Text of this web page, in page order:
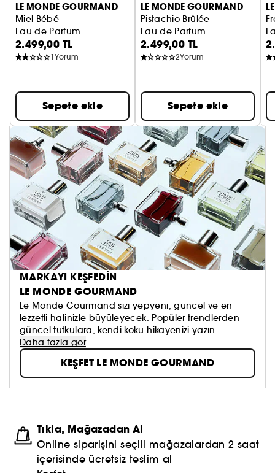
LE MONDE GOURMAND
Miel Bébé
Eau de Parfum
2.499,00 TL
1Yorum
Sepete ekle
LE MONDE GOURMAND
Pistachio Brûlée
Eau de Parfum
2.499,00 TL
2Yorum
Sepete ekle
MARKAYI KEŞFEDİN
LE MONDE GOURMAND
Le Monde Gourmand sizi yepyeni, güncel ve en
lezzetli halinizle büyüleyecek. Popüler trendlerden
güncel tutkulara, kendi koku hikayenizi yazın.
Daha fazla gör
KEŞFET LE MONDE GOURMAND
Tıkla, Mağazadan Al
Online siparişini seçili mağazalardan 2 saat
içerisinde ücretsiz teslim al